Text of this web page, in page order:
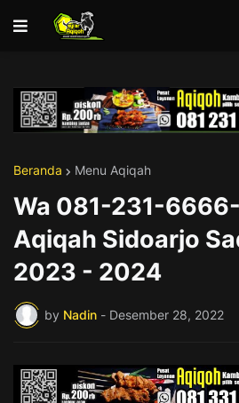
Beranda Menu Aqiqah
Wa 081-231-
Aqiqah Sidoarjo
2023 - 2024
by Nadin - Desember 28, 2022